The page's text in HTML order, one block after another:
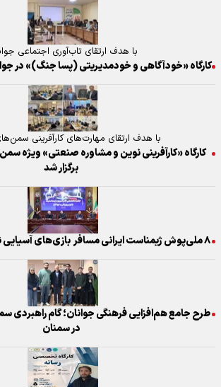
با هدف ارتقای تاب‌آوری اجتماعی
کارگاه «خودآگاهی و خودمدیریتی (پسا جنگ)» در
با هدف ارتقای مهارت‌های کارآفرینی
کارگاه «کارآفرینی نوین و مشاوره صنعتی» ویژه
برگزار شد
طرح جامع هم‌افزایی فرهنگی جوانان؛ گام
در سمنان